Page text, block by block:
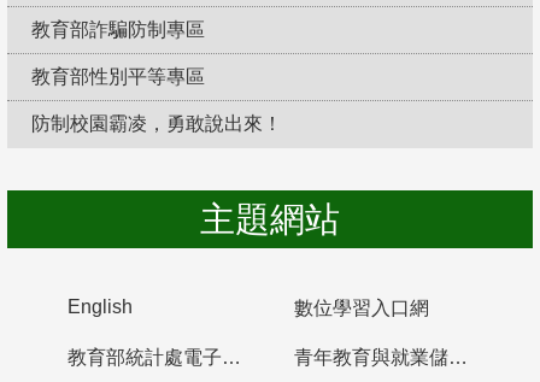
教育部詐騙防制專區
教育部性別平等專區
防制校園霸凌，勇敢說出來！
主題網站
English 數位學習入口網
教育部統計處電子書櫃 青年教育與就業儲蓄帳戶